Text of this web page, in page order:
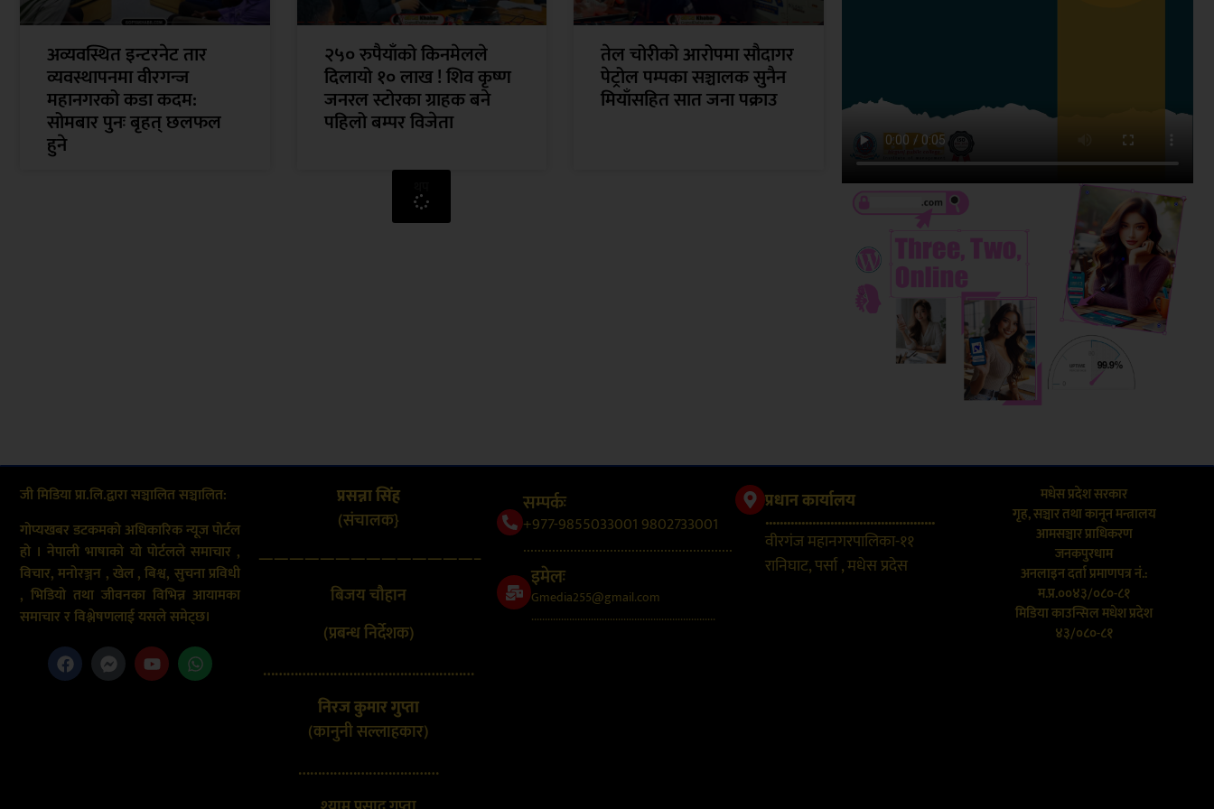
अव्यवस्थित इन्टरनेट तार
व्यवस्थापनमा वीरगन्ज
महानगरको कडा कदम:
सोमबार पुनः बृहत् छलफल
हुने
२५० रुपैयाँको किनमेलले
दिलायो १० लाख ! शिव कृष्ण
जनरल स्टोरका ग्राहक बने
पहिलो बम्पर विजेता
तेल चोरीको आरोपमा सौदागर
पेट्रोल पम्पका सञ्चालक सुनैन
मियाँसहित सात जना पक्राउ
जी मिडिया प्रा.लि.द्वारा सञ्चालित सञ्चालित:
गोप्यखबर डटकमको अधिकारिक न्यूज पोर्टल
हो । नेपाली भाषाको यो पोर्टलले समाचार ,
विचार, मनोरञ्जन , खेल , बिश्व, सुचना प्रविधी
, भिडियो तथा जीवनका विभिन्न आयामका
समाचार र विश्लेषणलाई यसले समेट्छ।
प्रसन्ना सिंह
(संचालक}
——————————————–
बिजय चौहान
(प्रबन्ध निर्देशक)
………………………………………………
निरज कुमार गुप्ता
(कानुनी सल्लाहकार)
………………………………
सम्पर्कः
+977-9855033001 9802733001
..........................................................
इमेलः
Gmedia255@gmail.com
....................................................................
प्रधान कार्यालय
...............................................
वीरगंज महानगरपालिका-११
रानिघाट, पर्सा , मधेस प्रदेस
मधेस प्रदेश सरकार
गृह, सञ्चार तथा कानून मन्त्रालय
आमसञ्चार प्राधिकरण
जनकपुरधाम
अनलाइन दर्ता प्रमाणपत्र नं.:
म.प्र.००४३/०८०-८१
मिडिया काउन्सिल मधेश प्रदेश
४३/०८०-८१